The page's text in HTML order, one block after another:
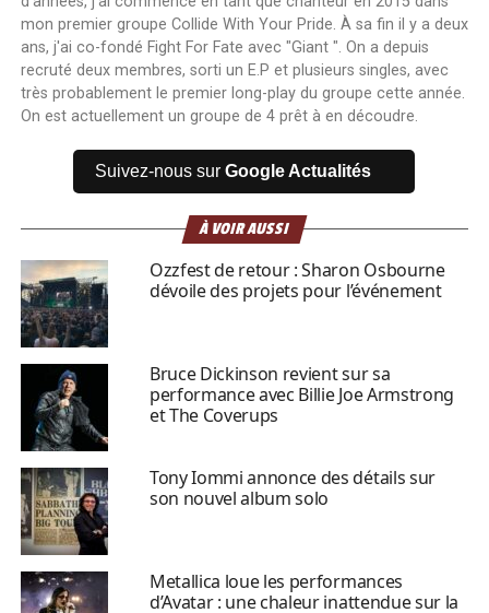
mon premier groupe Collide With Your Pride. À sa fin il y a deux
ans, j'ai co-fondé Fight For Fate avec "Giant ". On a depuis
recruté deux membres, sorti un E.P et plusieurs singles, avec
très probablement le premier long-play du groupe cette année.
On est actuellement un groupe de 4 prêt à en découdre.
Suivez-nous surGoogle Actualités
À VOIR AUSSI
Ozzfest de retour : Sharon Osbourne
dévoile des projets pour l’événement
Bruce Dickinson revient sur sa
performance avec Billie Joe Armstrong
et The Coverups
Tony Iommi annonce des détails sur
son nouvel album solo
Metallica loue les performances
d’Avatar : une chaleur inattendue sur la